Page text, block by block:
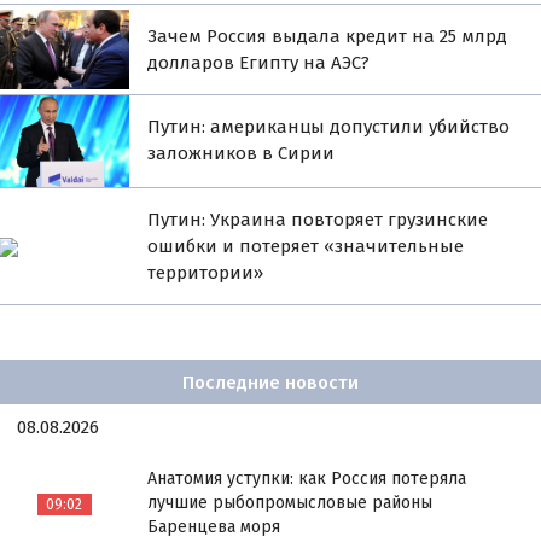
Зачем Россия выдала кредит на 25 млрд
долларов Египту на АЭС?
Путин: американцы допустили убийство
заложников в Сирии
Путин: Украина повторяет грузинские
ошибки и потеряет «значительные
территории»
Последние новости
08.08.2026
09:02
Анатомия уступки: как Россия потеряла
лучшие рыбопромысловые районы
Баренцева моря